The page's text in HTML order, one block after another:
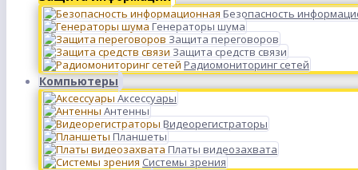
Безопасность
Генераторы шума
Защита переговоров
Защита средств связи
Радиомониторинг сетей
Компьютеры
Аксессуары
Антенны
Видеорегистраторы
Планшеты
Платы видеозахвата
Системы зрения